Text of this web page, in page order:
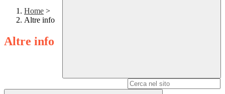
Home >
Altre info
Altre info